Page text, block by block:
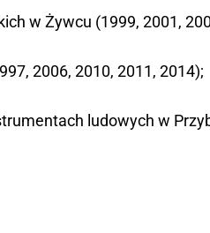
w Żywcu (1999, 2001,
2006, 2010, 2011, 2014);
ludowych w